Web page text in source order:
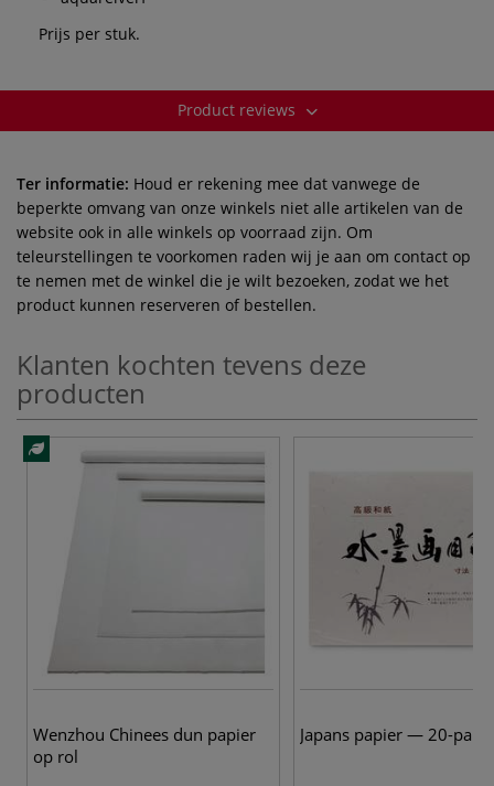
Prijs per stuk.
Product reviews
Ter informatie: Houd er rekening mee dat vanwege de
beperkte omvang van onze winkels niet alle artikelen van de
website ook in alle winkels op voorraad zijn. Om
teleurstellingen te voorkomen raden wij je aan om contact op
te nemen met de winkel die je wilt bezoeken, zodat we het
product kunnen reserveren of bestellen.
Klanten kochten tevens deze
producten
Wenzhou Chinees dun papier
op rol
Japans papier — 20-pak